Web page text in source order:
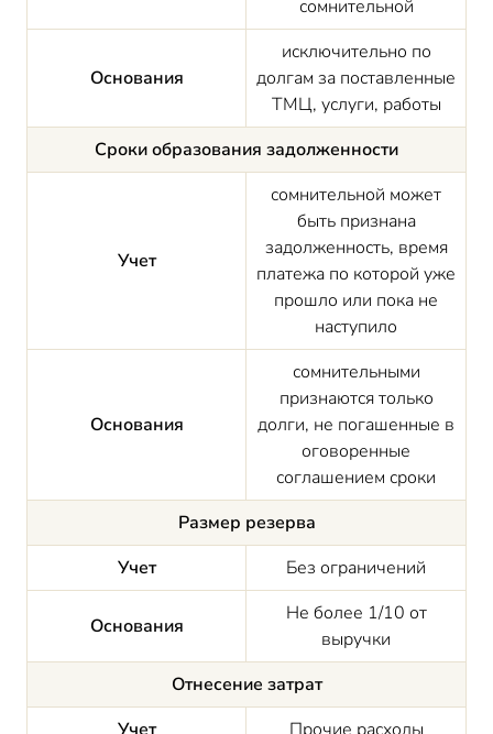
сомнительной
Основания
исключительно по
долгам за поставленные
ТМЦ, услуги, работы
Сроки образования задолженности
Учет
сомнительной может
быть признана
задолженность, время
платежа по которой уже
прошло или пока не
наступило
Основания
сомнительными
признаются только
долги, не погашенные в
оговоренные
соглашением сроки
Размер резерва
Учет
Без ограничений
Основания
Не более 1/10 от
выручки
Отнесение затрат